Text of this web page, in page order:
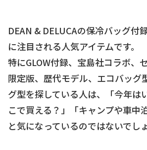
DEAN & DELUCAの保冷バッグ付
に注目される人気アイテムです。
特にGLOW付録、宝島社コラボ、
限定版、歴代モデル、エコバッグ
グ型を探している人は、「今年は
こで買える？」「キャンプや車中
と気になっているのではないでし